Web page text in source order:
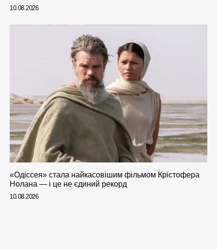
10.08.2026
«Одіссея» стала найкасовішим фільмом Крістофера
Нолана — і це не єдиний рекорд
10.08.2026